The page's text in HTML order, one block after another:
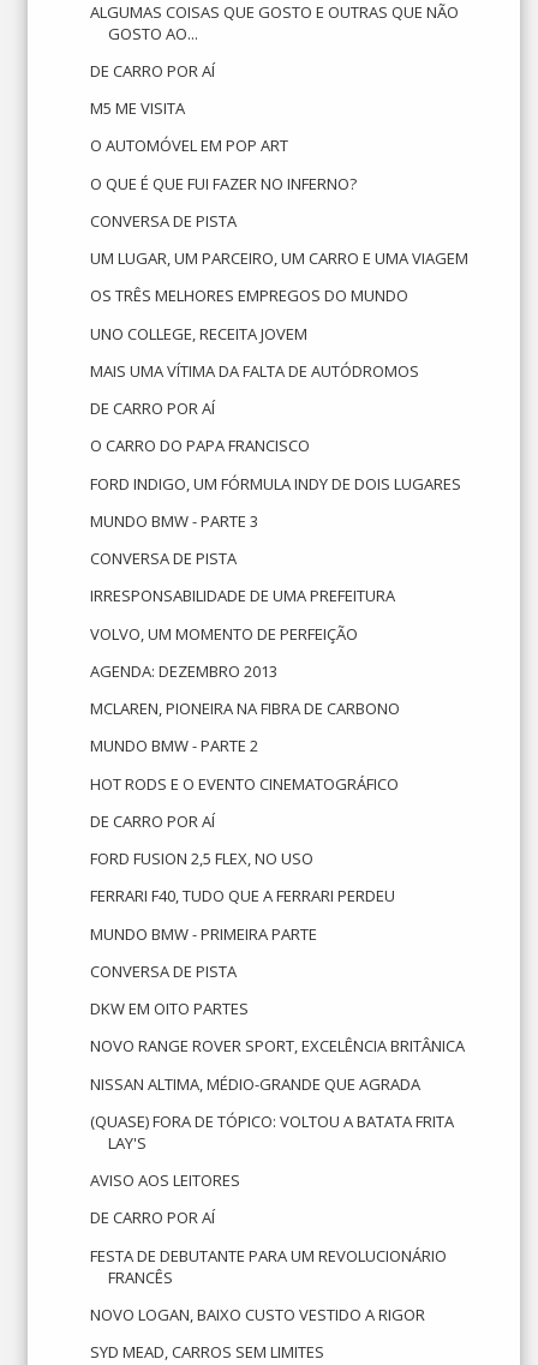
ALGUMAS COISAS QUE GOSTO E OUTRAS QUE NÃO
GOSTO AO...
DE CARRO POR AÍ
M5 ME VISITA
O AUTOMÓVEL EM POP ART
O QUE É QUE FUI FAZER NO INFERNO?
CONVERSA DE PISTA
UM LUGAR, UM PARCEIRO, UM CARRO E UMA VIAGEM
OS TRÊS MELHORES EMPREGOS DO MUNDO
UNO COLLEGE, RECEITA JOVEM
MAIS UMA VÍTIMA DA FALTA DE AUTÓDROMOS
DE CARRO POR AÍ
O CARRO DO PAPA FRANCISCO
FORD INDIGO, UM FÓRMULA INDY DE DOIS LUGARES
MUNDO BMW - PARTE 3
CONVERSA DE PISTA
IRRESPONSABILIDADE DE UMA PREFEITURA
VOLVO, UM MOMENTO DE PERFEIÇÃO
AGENDA: DEZEMBRO 2013
MCLAREN, PIONEIRA NA FIBRA DE CARBONO
MUNDO BMW - PARTE 2
HOT RODS E O EVENTO CINEMATOGRÁFICO
DE CARRO POR AÍ
FORD FUSION 2,5 FLEX, NO USO
FERRARI F40, TUDO QUE A FERRARI PERDEU
MUNDO BMW - PRIMEIRA PARTE
CONVERSA DE PISTA
DKW EM OITO PARTES
NOVO RANGE ROVER SPORT, EXCELÊNCIA BRITÂNICA
NISSAN ALTIMA, MÉDIO-GRANDE QUE AGRADA
(QUASE) FORA DE TÓPICO: VOLTOU A BATATA FRITA
LAY'S
AVISO AOS LEITORES
DE CARRO POR AÍ
FESTA DE DEBUTANTE PARA UM REVOLUCIONÁRIO
FRANCÊS
NOVO LOGAN, BAIXO CUSTO VESTIDO A RIGOR
SYD MEAD, CARROS SEM LIMITES